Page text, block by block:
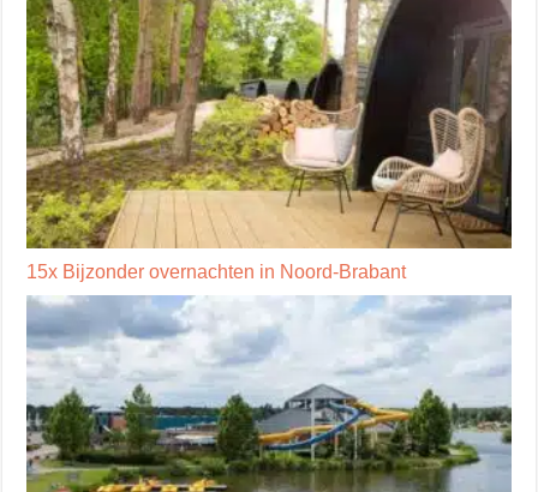
15x Bijzonder overnachten in Noord-Brabant